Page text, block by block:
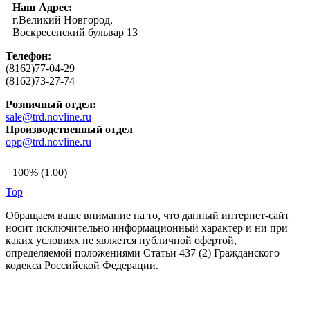
Наш Адрес:
г.Великий Новгород,
Воскресенский бульвар 13
Телефон:
(8162)77-04-29
(8162)73-27-74
Розничный отдел:
sale@trd.novline.ru
Производственный отдел
opp@trd.novline.ru
100% (1.00)
Top
Обращаем ваше внимание на то, что данный интернет-сайт
носит исключительно информационный характер и ни при
каких условиях не является публичной офертой,
определяемой положениями Статьи 437 (2) Гражданского
кодекса Российской Федерации.